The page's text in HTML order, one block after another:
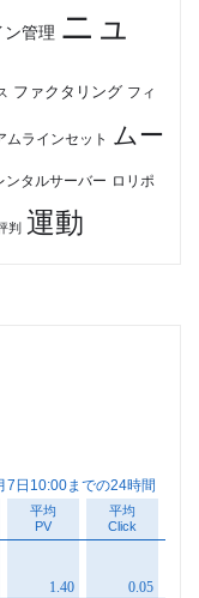
ン管理 ニュ
ファクタリング フィ
ムラインセット ムー
ンタルサーバー ロリポ
判 運動